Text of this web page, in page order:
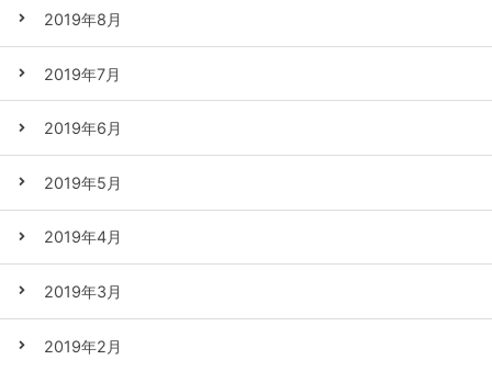
2019年8月
2019年7月
2019年6月
2019年5月
2019年4月
2019年3月
2019年2月